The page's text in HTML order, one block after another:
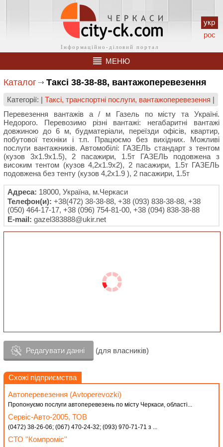
укр
рос
МЕНЮ
Каталог Таксі 38-38-88, вантажоперевезення
Категорії: | Таксі, транспортні послуги, вантажоперевезення |
Перевезення вантажів а / м Газель по місту та Україні.
Недорого. Перевозимо різні вантажі: негабаритні вантажі
довжиною до 6 м, будматеріали, переїзди офісів, квартир,
побутової техніки і т.п. Працюємо без вихідних. Можливі
послуги вантажників. Автомобілі: ГАЗЕЛЬ стандарт з тентом
(кузов 3х1.9х1.5), 2 пасажири, 1.5т ГАЗЕЛЬ подовжена з
високим тентом (кузов 4,2х1.9х2), 2 пасажири, 1.5т ГАЗЕЛЬ
подовжена без тенту (кузов 4,2х1.9 ), 2 пасажири, 1.5т
Адреса: 18000, Україна, м.Черкаси
Телефон(и): +38(472) 38-38-88, +38 (093) 838-38-88, +38
(050) 464-17-17, +38 (096) 754-81-00, +38 (094) 838-38-88
E-mail: gazel383888@ukir.net
Редагувати данні (для власників)
Схожі підприємства
Автоперевезення (Avtoperevozki)
Пропонуємо послуги автоперевезень по місту Черкаси, області...
Сервіс-Авто-2005, ТОВ
(0472) 38-26-06; (067) 470-24-32; (093) 970-71-71 з ...
СТО ''Компроміс''